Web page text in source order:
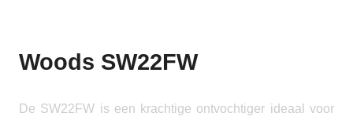
Woods SW22FW
De SW22FW is een krachtige ontvochtiger ideaal voor